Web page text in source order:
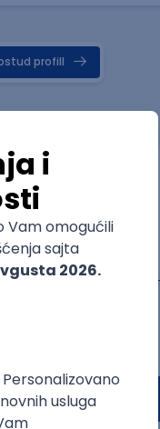
profill